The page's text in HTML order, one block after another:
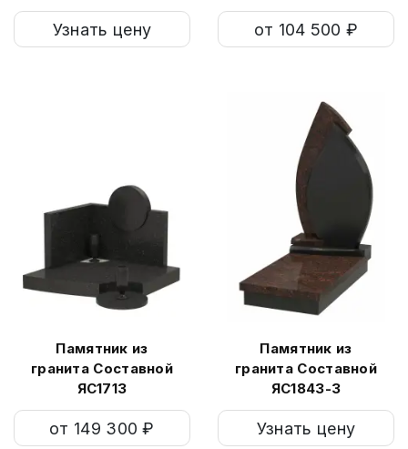
Узнать цену от 104 500 ₽
Памятник из
гранита Составной
ЯС1713
от 149 300 ₽
Памятник из
гранита Составной
ЯС1843-3
Узнать цену